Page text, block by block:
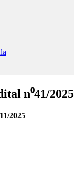
n⁰41/2025
2025